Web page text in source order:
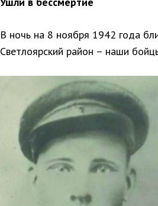
В ночь на 8 ноября 1942 года
Светлоярский район – наши